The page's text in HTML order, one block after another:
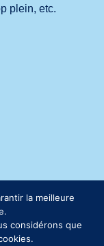
plein, etc.
la meilleure
considérons que